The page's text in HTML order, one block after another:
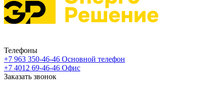
Телефоны
+7 963 350-46-46 Основной телефон
+7 4012 69-46-46 Офис
Заказать звонок